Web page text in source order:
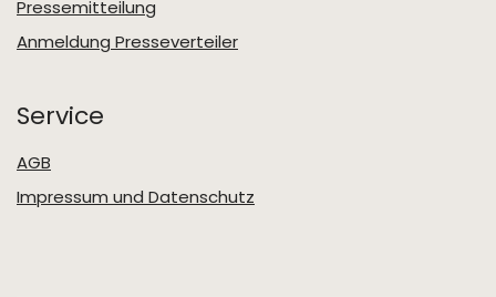
Pressemitteilung
Anmeldung Presseverteiler
Service
AGB
Impressum und Datenschutz